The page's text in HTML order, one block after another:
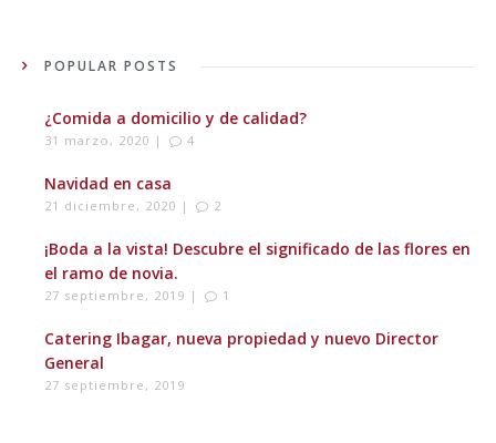
POPULAR POSTS
¿Comida a domicilio y de calidad?
31 marzo, 2020 | 4
Navidad en casa
21 diciembre, 2020 | 2
¡Boda a la vista! Descubre el significado de las flores en
el ramo de novia.
27 septiembre, 2019 | 1
Catering Ibagar, nueva propiedad y nuevo Director
General
27 septiembre, 2019